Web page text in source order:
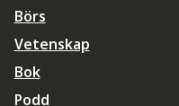
Börs
Vetenskap
Bok
Podd